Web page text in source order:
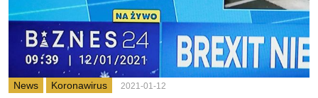
News Koronawirus 2021-01-12